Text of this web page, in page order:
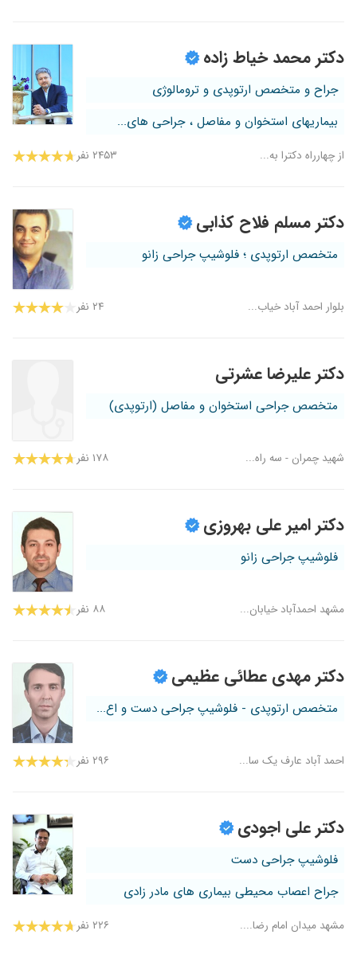
دکتر محمد خیاط زاده
جراح و متخصص ارتوپدی و ترومالوژی
بیماریهای استخوان و مفاصل ، جراحی های...
از چهارراه دکترا به... ۲۴۵۳ نفر
دکتر مسلم فلاح کذابی
متخصص ارتوپدی ؛ فلوشیپ جراحی زانو
بلوار احمد آباد خیاب... ۲۴ نفر
دکتر علیرضا عشرتی
متخصص جراحی استخوان و مفاصل (ارتوپدی)
شهید چمران - سه راه... ۱۷۸ نفر
دکتر امیر علی بهروزی
فلوشیپ جراحی زانو
مشهد احمدآباد خیابان... ۸۸ نفر
دکتر مهدی عطائی عظیمی
متخصص ارتوپدی - فلوشیپ جراحی دست و اع...
احمد آباد عارف یک سا... ۲۹۶ نفر
دکتر علی اجودی
فلوشیپ جراحی دست
جراح اعصاب محیطی بیماری های مادر زادی
مشهد میدان امام رضا.... ۲۲۶ نفر